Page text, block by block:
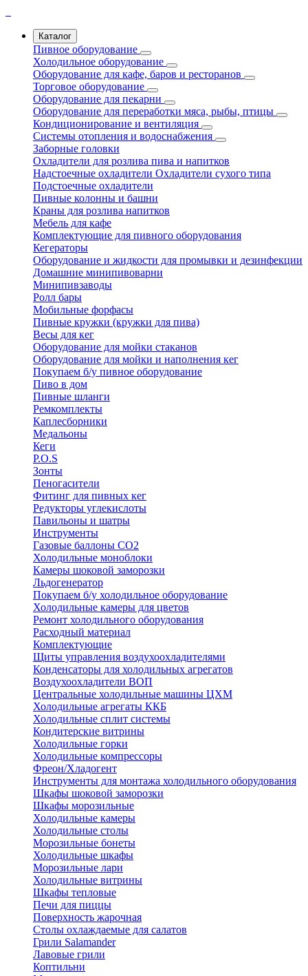
Каталог
Пивное оборудование
Холодильное оборудование
Оборудование для кафе, баров и ресторанов
Торговое оборудование
Оборудование для пекарни
Оборудование для переработки мяса, рыбы, птицы
Кондиционирование и вентиляция
Системы отопления и водоснабжения
Заборные головки
Охладители для розлива пива и напитков
Надстоечные охладители Охладители сухого типа
Подстоечные охладители
Пивные колонны и башни
Краны для розлива напитков
Мебель для кафе
Комплектующие для пивного оборудования
Кегераторы
Оборудование и жидкости для промывки и дезинфекции
Домашние минипивоварни
Минипивзаводы
Ролл бары
Мобильные форфасы
Пивные кружки (кружки для пива)
Весы для кег
Оборудование для мойки стаканов
Оборудование для мойки и наполнения кег
Покупаем б/у пивное оборудование
Пиво в дом
Пивные шланги
Ремкомплекты
Каплесборники
Медальоны
Кеги
P.O.S
Зонты
Пеногасители
Фитинг для пивных кег
Редукторы углекислоты
Павильоны и шатры
Инструменты
Газовые баллоны CO2
Холодильные моноблоки
Камеры шоковой заморозки
Льдогенератор
Покупаем б/у холодильное оборудование
Холодильные камеры для цветов
Ремонт холодильного оборудования
Расходный материал
Комплектующие
Щиты управления воздухоохладителями
Конденсаторы для холодильных агрегатов
Воздухоохладители ВОП
Центральные холодильные машины ЦХМ
Холодильные агрегаты ККБ
Холодильные cплит системы
Кондитерские витрины
Холодильные горки
Холодильные компрессоры
Фреон/Хладогент
Инструменты для монтажа холодильного оборудования
Шкафы шоковой заморозки
Шкафы морозильные
Холодильные камеры
Холодильные столы
Морозильные бонеты
Холодильные шкафы
Морозильные лари
Холодильные витрины
Шкафы тепловые
Печи для пиццы
Поверхность жарочная
Столы охлаждаемые для салатов
Грили Salamander
Лавовые грили
Коптильни